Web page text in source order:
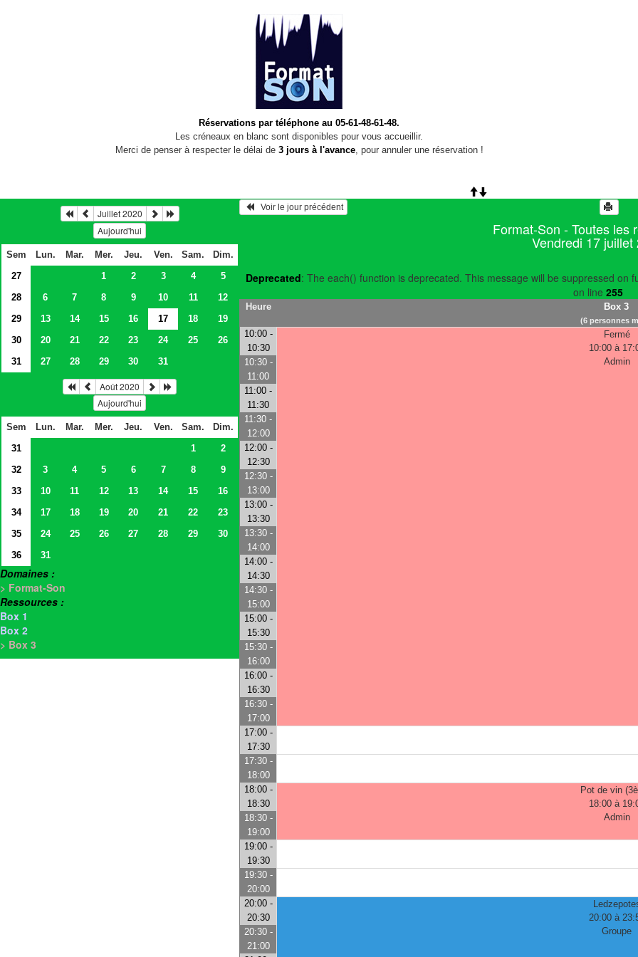
Réservations par téléphone au 05-61-48-61-48.
Les créneaux en blanc sont disponibles pour vous accueillir.
Merci de penser à respecter le délai de 3 jours à l'avance, pour annuler une réservation !
Juillet 2020
Aujourd'hui
Sem Lun. Mar. Mer. Jeu. Ven. Sam.
Dim.
27
1 2 3 4
5
28
6 7 8 9 10 11
12
29
13 14 15 16 17 18
19
30
20 21 22 23 24 25
26
31
27 28 29 30 31
Août 2020
Aujourd'hui
Sem Lun. Mar. Mer. Jeu. Ven. Sam.
Dim.
31
1
2
32
3 4 5 6 7 8
9
33
10 11 12 13 14 15
16
34
17 18 19 20 21 22
23
35
24 25 26 27 28 29
30
36
31
Domaines :
> Format-Son
Ressources :
Box 1
Box 2
> Box 3
   Voir le jour précédent
Format-Son - Toutes les
Vendredi 17 juillet
Deprecated: The each() function is deprecated. This message will be suppressed on
on line 255
Heure Box 3
(6 personnes
10:00 -
10:30
Fermé
10:00 à
Admin
10:30 -
11:00
11:00 -
11:30
11:30 -
12:00
12:00 -
12:30
12:30 -
13:00
13:00 -
13:30
13:30 -
14:00
14:00 -
14:30
14:30 -
15:00
15:00 -
15:30
15:30 -
16:00
16:00 -
16:30
16:30 -
17:00
17:00 -
17:30
17:30 -
18:00
18:00 -
18:30
Pot de vin
18:00 à
Admin
18:30 -
19:00
19:00 -
19:30
19:30 -
20:00
20:00 -
20:30
20:00 à
Groupe
20:30 -
21:00